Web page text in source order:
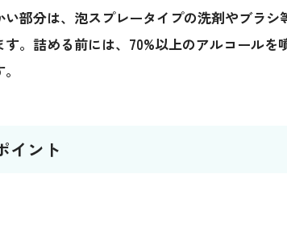
部分は、泡スプレータイプの洗剤やブラシ
。詰める前には、70%以上のアルコール
イント